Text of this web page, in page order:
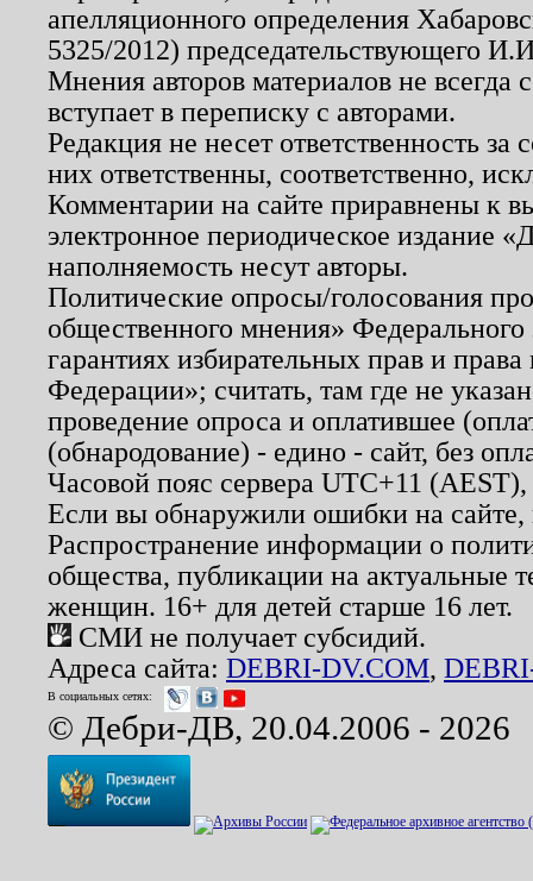
апелляционного определения
5325/2012) председательствующего
Мнения авторов материалов не
вступает в переписку с авторами.
Редакция не несет ответственность
них ответственны, соответственно,
Комментарии на сайте приравнены к
электронное периодическое издание
наполняемость несут авторы.
Политические опросы/голосования
общественного мнения»
гарантиях избирательных прав и
Федерации»; считать, там где не
проведение опроса и оплатившее
(обнародование) - едино - сайт, без
Часовой пояс сервера UTC+11
Если вы обнаружили ошибки на
Распространение информации о
общества, публикации на актуальные
женщин. 16+ для детей старше 16 лет.
СМИ не получает субсидий.
Адреса сайта: DEBRI-DV.COM,
В социальных сетях:
© Дебри-ДВ, 20.04.2006 - 2026